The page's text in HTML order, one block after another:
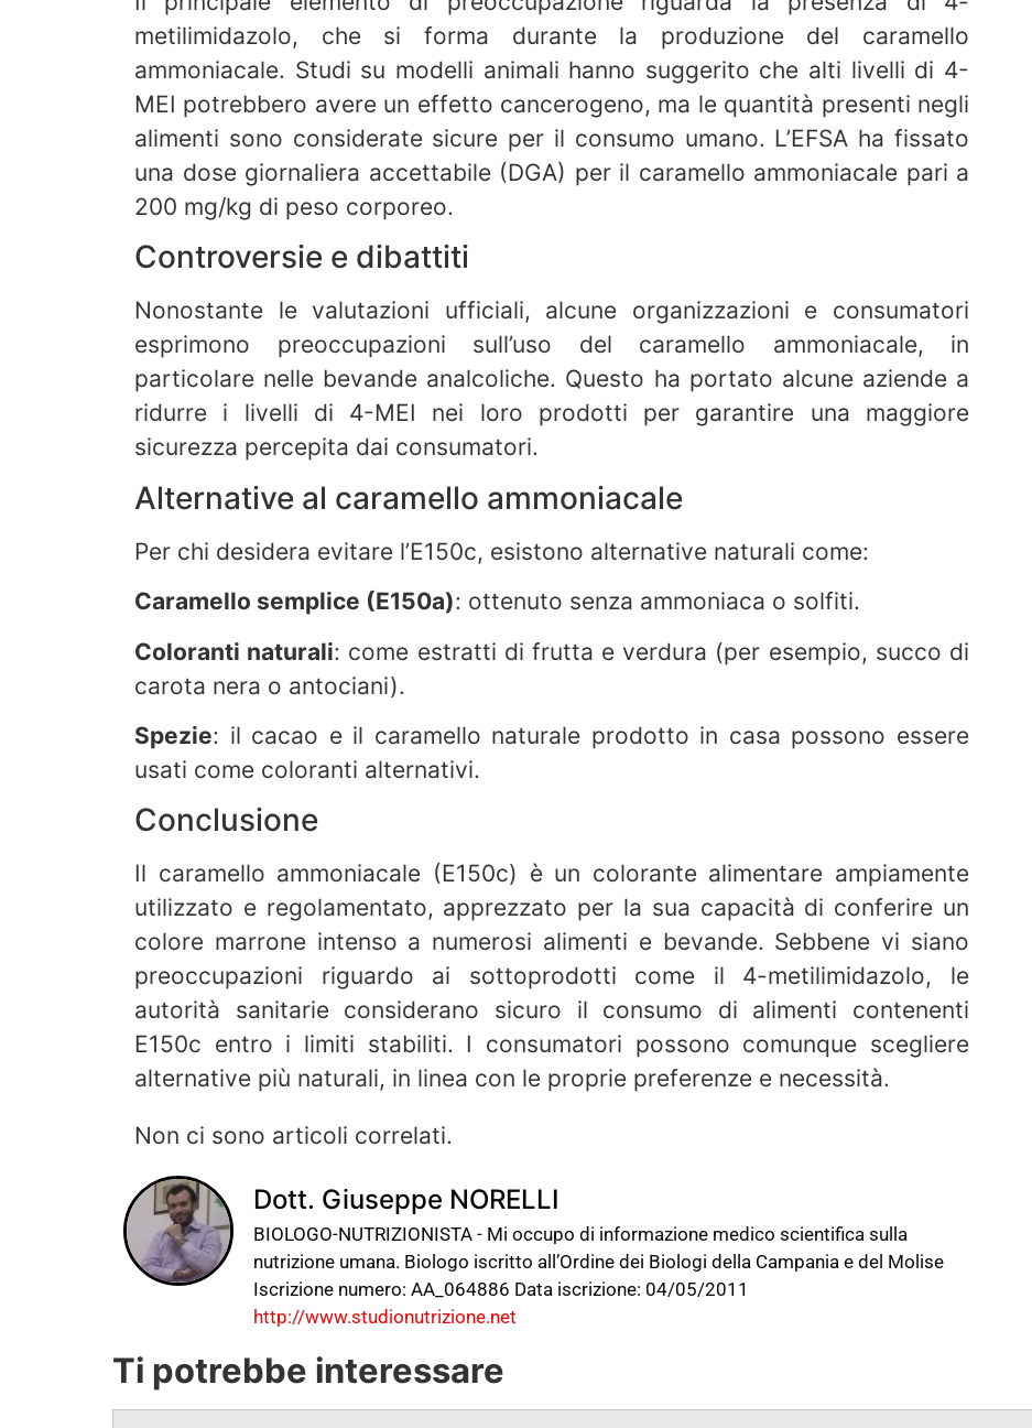
metilimidazolo, che si forma durante la produzione del caramello
ammoniacale. Studi su modelli animali hanno suggerito che alti livelli di 4-
MEI potrebbero avere un effetto cancerogeno, ma le quantità presenti negli
alimenti sono considerate sicure per il consumo umano. L’EFSA ha fissato
una dose giornaliera accettabile (DGA) per il caramello ammoniacale pari a
200 mg/kg di peso corporeo.
Controversie e dibattiti
Nonostante le valutazioni ufficiali, alcune organizzazioni e consumatori
esprimono preoccupazioni sull’uso del caramello ammoniacale, in
particolare nelle bevande analcoliche. Questo ha portato alcune aziende a
ridurre i livelli di 4-MEI nei loro prodotti per garantire una maggiore
sicurezza percepita dai consumatori.
Alternative al caramello ammoniacale
Per chi desidera evitare l’E150c, esistono alternative naturali come:
Caramello semplice (E150a): ottenuto senza ammoniaca o solfiti.
Coloranti naturali: come estratti di frutta e verdura (per esempio, succo di
carota nera o antociani).
Spezie: il cacao e il caramello naturale prodotto in casa possono essere
usati come coloranti alternativi.
Conclusione
Il caramello ammoniacale (E150c) è un colorante alimentare ampiamente
utilizzato e regolamentato, apprezzato per la sua capacità di conferire un
colore marrone intenso a numerosi alimenti e bevande. Sebbene vi siano
preoccupazioni riguardo ai sottoprodotti come il 4-metilimidazolo, le
autorità sanitarie considerano sicuro il consumo di alimenti contenenti
E150c entro i limiti stabiliti. I consumatori possono comunque scegliere
alternative più naturali, in linea con le proprie preferenze e necessità.
Non ci sono articoli correlati.
Dott. Giuseppe NORELLI
BIOLOGO-NUTRIZIONISTA - Mi occupo di informazione medico scientifica sulla
nutrizione umana. Biologo iscritto all’Ordine dei Biologi della Campania e del Molise
Iscrizione numero: AA_064886 Data iscrizione: 04/05/2011
http://www.studionutrizione.net
Ti potrebbe interessare